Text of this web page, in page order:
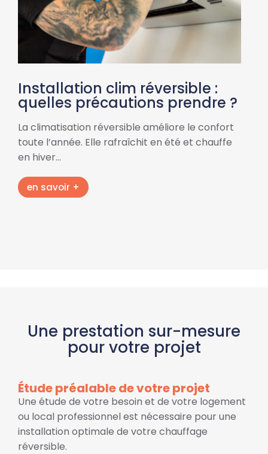
Installation clim réversible :
quelles précautions prendre ?
La climatisation réversible améliore le confort
toute l’année. Elle rafraîchit en été et chauffe
en hiver…
en savoir +
Une prestation sur-mesure
pour votre projet
Étude préalable de votre projet
Une étude de votre besoin et de votre logement
ou local professionnel est nécessaire pour une
installation optimale de votre chauffage
réversible.